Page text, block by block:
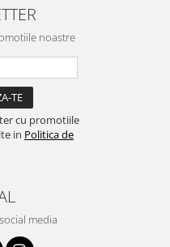
noastre
cu promotiile
in Politica de
media